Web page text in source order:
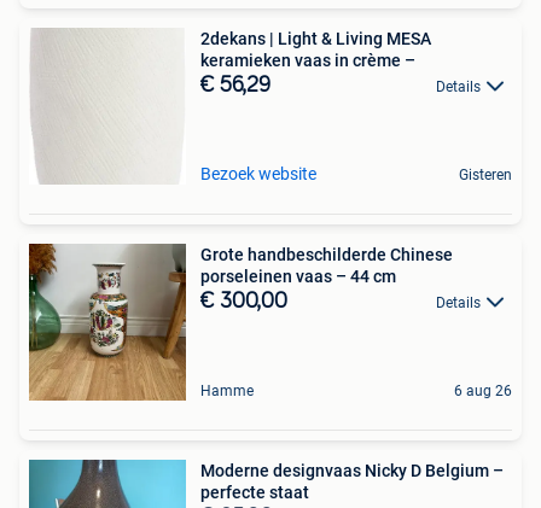
2dekans | Light & Living MESA
keramieken vaas in crème –
€ 56,29 Details
Bezoek website Gisteren
Grote handbeschilderde Chinese
porseleinen vaas – 44 cm
€ 300,00 Details
Hamme 6 aug 26
Moderne designvaas Nicky D Belgium –
perfecte staat